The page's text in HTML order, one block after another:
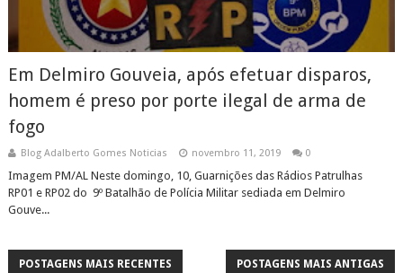
Em Delmiro Gouveia, após efetuar disparos,
homem é preso por porte ilegal de arma de
fogo
Blog Adalberto Gomes Noticias novembro 11, 2019 0
Imagem PM/AL Neste domingo, 10, Guarnições das Rádios Patrulhas
RP01 e RP02 do 9º Batalhão de Polícia Militar sediada em Delmiro
Gouve...
POSTAGENS MAIS RECENTES POSTAGENS MAIS ANTIGAS